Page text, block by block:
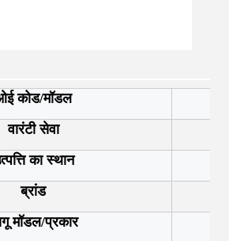
कोड/मॉडल
वारंटी सेवा
का स्थान
ब्रांड
मॉडल/प्रकार